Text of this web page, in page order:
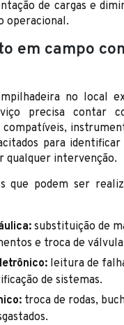
de cargas e
operacional.
em campo
no local
precisa contar
compatíveis,
para
qualquer intervenção.
que podem ser
substituição de
e troca de
leitura de
de sistemas.
troca de rodas,